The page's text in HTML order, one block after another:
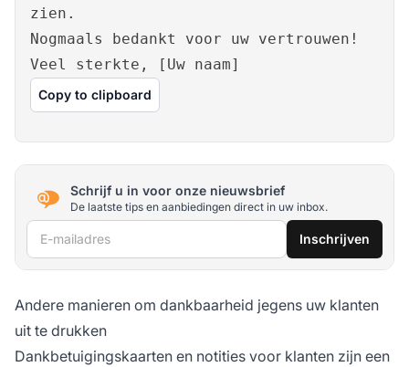
zien.
Nogmaals bedankt voor uw vertrouwen!
Veel sterkte, [Uw naam]
Copy to clipboard
Schrijf u in voor onze nieuwsbrief
De laatste tips en aanbiedingen direct in uw inbox.
E-mailadres Inschrijven
Andere manieren om dankbaarheid jegens uw klanten
uit te drukken
Dankbetuigingskaarten en notities voor klanten zijn een